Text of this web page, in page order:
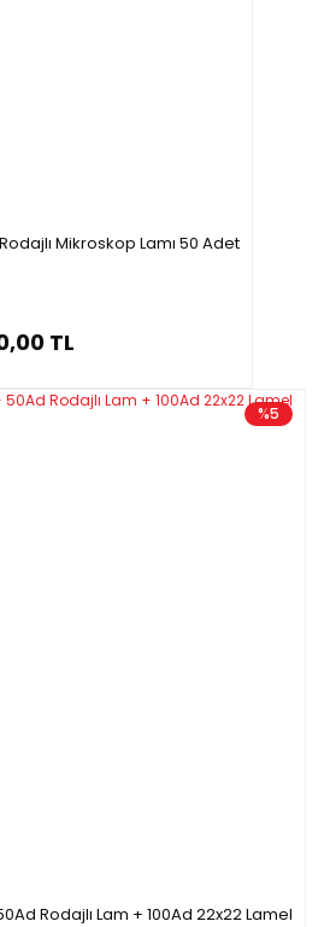
Mikroskop Lamı 50 Adet
TL
%5
Rodajlı Lam + 100Ad 22x22 Lamel